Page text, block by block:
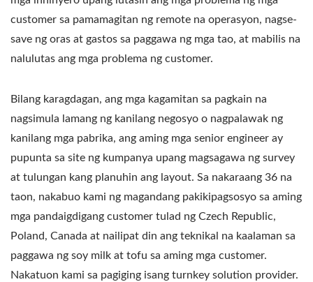
customer sa pamamagitan ng remote na operasyon, nagse-
save ng oras at gastos sa paggawa ng mga tao, at mabilis na
nalulutas ang mga problema ng customer.
Bilang karagdagan, ang mga kagamitan sa pagkain na
nagsimula lamang ng kanilang negosyo o nagpalawak ng
kanilang mga pabrika, ang aming mga senior engineer ay
pupunta sa site ng kumpanya upang magsagawa ng survey
at tulungan kang planuhin ang layout. Sa nakaraang 36 na
taon, nakabuo kami ng magandang pakikipagsosyo sa aming
mga pandaigdigang customer tulad ng Czech Republic,
Poland, Canada at nailipat din ang teknikal na kaalaman sa
paggawa ng soy milk at tofu sa aming mga customer.
Nakatuon kami sa pagiging isang turnkey solution provider.